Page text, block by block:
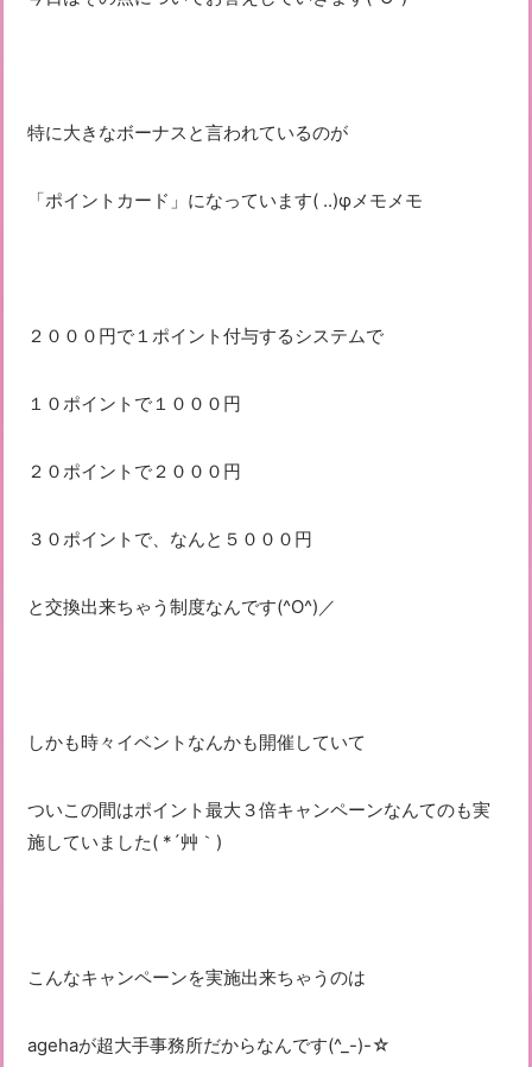
特に大きなボーナスと言われているのが
「ポイントカード」になっています( ..)φメモメモ
２０００円で１ポイント付与するシステムで
１０ポイントで１０００円
２０ポイントで２０００円
３０ポイントで、なんと５０００円
と交換出来ちゃう制度なんです(^O^)／
しかも時々イベントなんかも開催していて
ついこの間はポイント最大３倍キャンペーンなんてのも実
施していました( *´艸｀)
こんなキャンペーンを実施出来ちゃうのは
agehaが超大手事務所だからなんです(^_-)-☆